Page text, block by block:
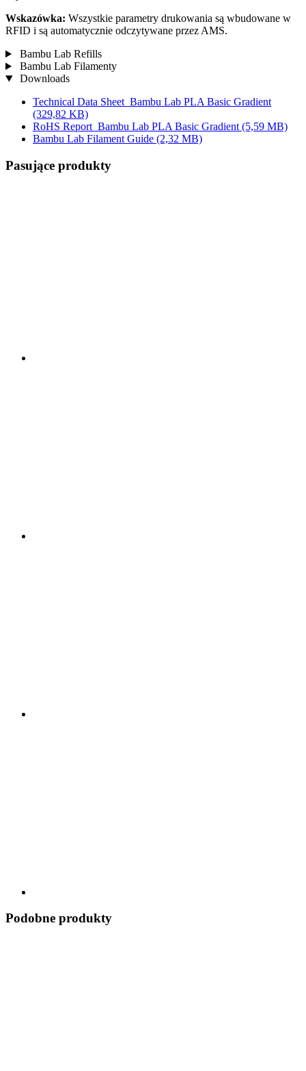
Wskazówka: Wszystkie parametry drukowania są wbudowane w
RFID i są automatycznie odczytywane przez AMS.
Bambu Lab Refills
Bambu Lab Filamenty
Downloads
Technical Data Sheet_Bambu Lab PLA Basic Gradient
(329,82 KB)
RoHS Report_Bambu Lab PLA Basic Gradient (5,59 MB)
Bambu Lab Filament Guide (2,32 MB)
Pasujące produkty
Podobne produkty